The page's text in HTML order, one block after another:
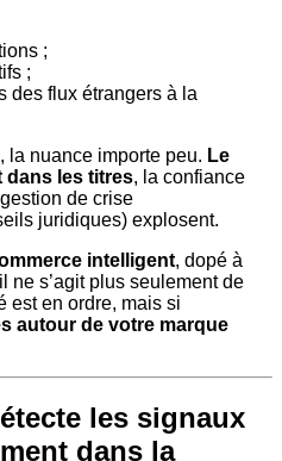
;
;
des flux étrangers à la
la nuance importe peu. Le
dans les titres, la confiance
de crise
juridiques) explosent.
intelligent, dopé à
ne s’agit plus seulement de
est en ordre, mais si
autour de votre marque
les signaux
dans la